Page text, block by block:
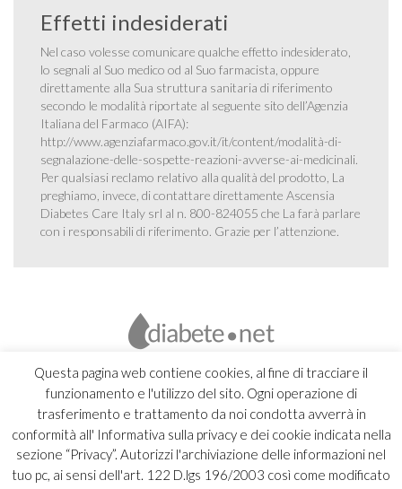
Questa pagina web contiene cookies, al fine di tracciare il
funzionamento e l'utilizzo del sito. Ogni operazione di
trasferimento e trattamento da noi condotta avverrà in
conformità all' Informativa sulla privacy e dei cookie indicata nella
sezione “Privacy”. Autorizzi l'archiviazione delle informazioni nel
tuo pc, ai sensi dell'art. 122 D.lgs 196/2003 così come modificato
Effetti indesiderati
Nel caso volesse comunicare qualche effetto indesiderato,
lo segnali al Suo medico od al Suo farmacista, oppure
direttamente alla Sua struttura sanitaria di riferimento
secondo le modalità riportate al seguente sito dell’Agenzia
Italiana del Farmaco (AIFA):
http://www.agenziafarmaco.gov.it/it/content/modalità-di-
segnalazione-delle-sospette-reazioni-avverse-ai-medicinali.
Per qualsiasi reclamo relativo alla qualità del prodotto, La
preghiamo, invece, di contattare direttamente Ascensia
Diabetes Care Italy srl al n. 800-824055 che La farà parlare
con i responsabili di riferimento. Grazie per l’attenzione.